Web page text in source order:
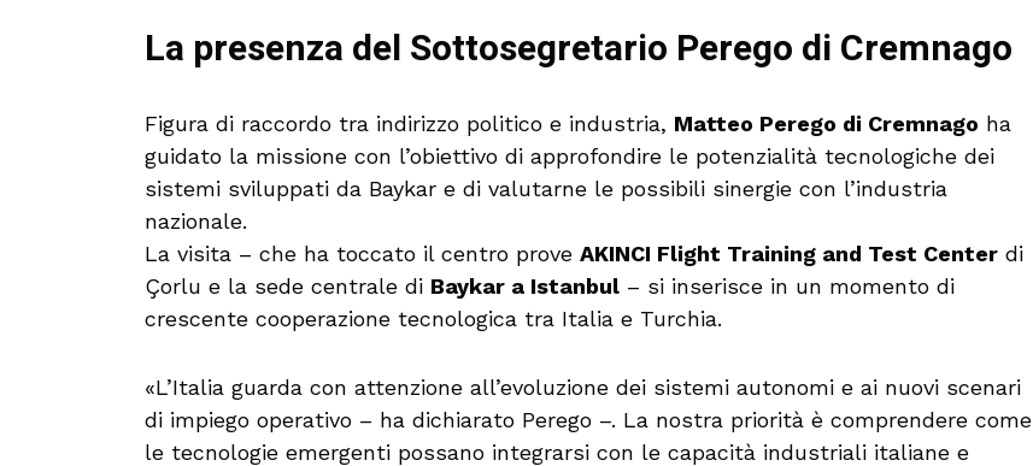
La presenza del Sottosegretario Perego di Cremnago
Figura di raccordo tra indirizzo politico e industria, Matteo Perego di Cremnago ha
guidato la missione con l’obiettivo di approfondire le potenzialità tecnologiche dei
sistemi sviluppati da Baykar e di valutarne le possibili sinergie con l’industria
nazionale.
La visita – che ha toccato il centro prove AKINCI Flight Training and Test Center di
Çorlu e la sede centrale di Baykar a Istanbul – si inserisce in un momento di
crescente cooperazione tecnologica tra Italia e Turchia.
«L’Italia guarda con attenzione all’evoluzione dei sistemi autonomi e ai nuovi scenari
di impiego operativo – ha dichiarato Perego –. La nostra priorità è comprendere come
le tecnologie emergenti possano integrarsi con le capacità industriali italiane e